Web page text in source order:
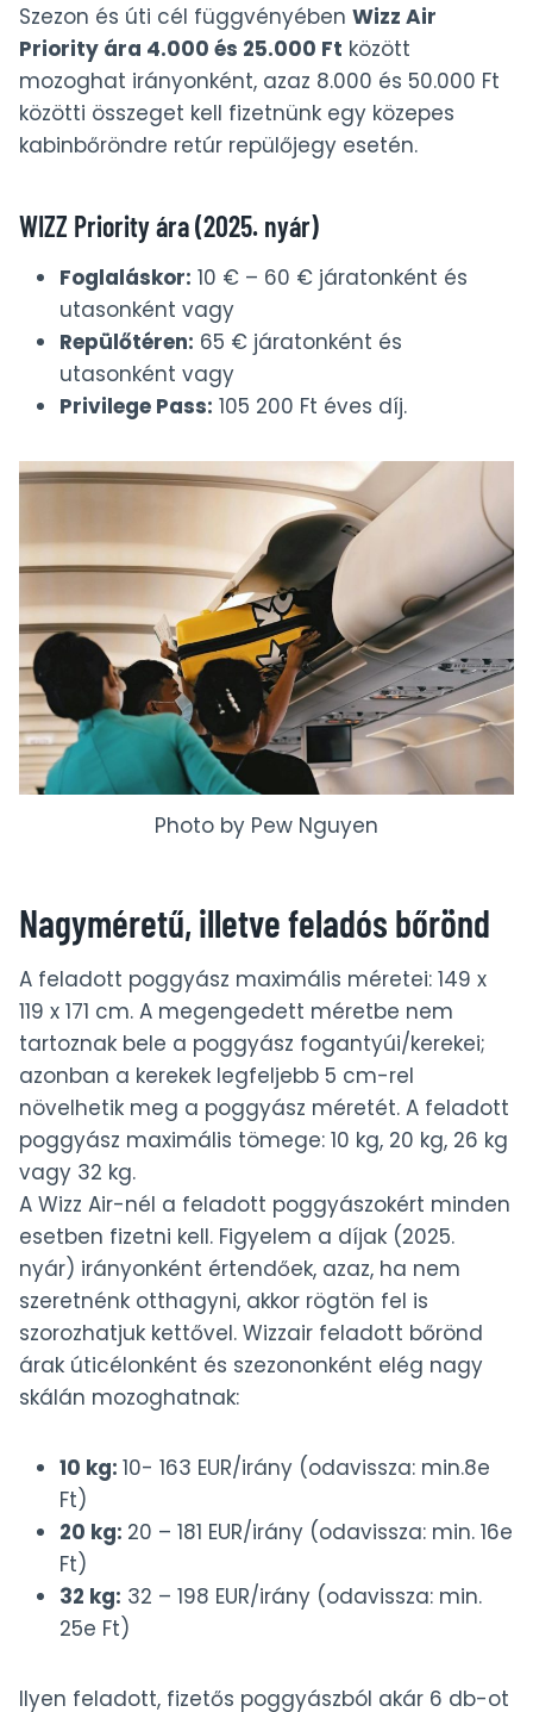
Szezon és úti cél függvényében Wizz Air
Priority ára 4.000 és 25.000 Ft között
mozoghat irányonként, azaz 8.000 és 50.000 Ft
közötti összeget kell fizetnünk egy közepes
kabinbőröndre retúr repülőjegy esetén.
WIZZ Priority ára (2025. nyár)
Foglaláskor: 10 € – 60 € járatonként és
utasonként vagy
Repülőtéren: 65 € járatonként és
utasonként vagy
Privilege Pass: 105 200 Ft éves díj.
Photo by Pew Nguyen
Nagyméretű, illetve feladós bőrönd
A feladott poggyász maximális méretei: 149 x
119 x 171 cm. A megengedett méretbe nem
tartoznak bele a poggyász fogantyúi/kerekei;
azonban a kerekek legfeljebb 5 cm-rel
növelhetik meg a poggyász méretét. A feladott
poggyász maximális tömege: 10 kg, 20 kg, 26 kg
vagy 32 kg.
A Wizz Air-nél a feladott poggyászokért minden
esetben fizetni kell. Figyelem a díjak (2025.
nyár) irányonként értendőek, azaz, ha nem
szeretnénk otthagyni, akkor rögtön fel is
szorozhatjuk kettővel. Wizzair feladott bőrönd
árak úticélonként és szezononként elég nagy
skálán mozoghatnak:
10 kg: 10- 163 EUR/irány (odavissza: min.8e
Ft)
20 kg: 20 – 181 EUR/irány (odavissza: min. 16e
Ft)
32 kg: 32 – 198 EUR/irány (odavissza: min.
25e Ft)
Ilyen feladott, fizetős poggyászból akár 6 db-ot